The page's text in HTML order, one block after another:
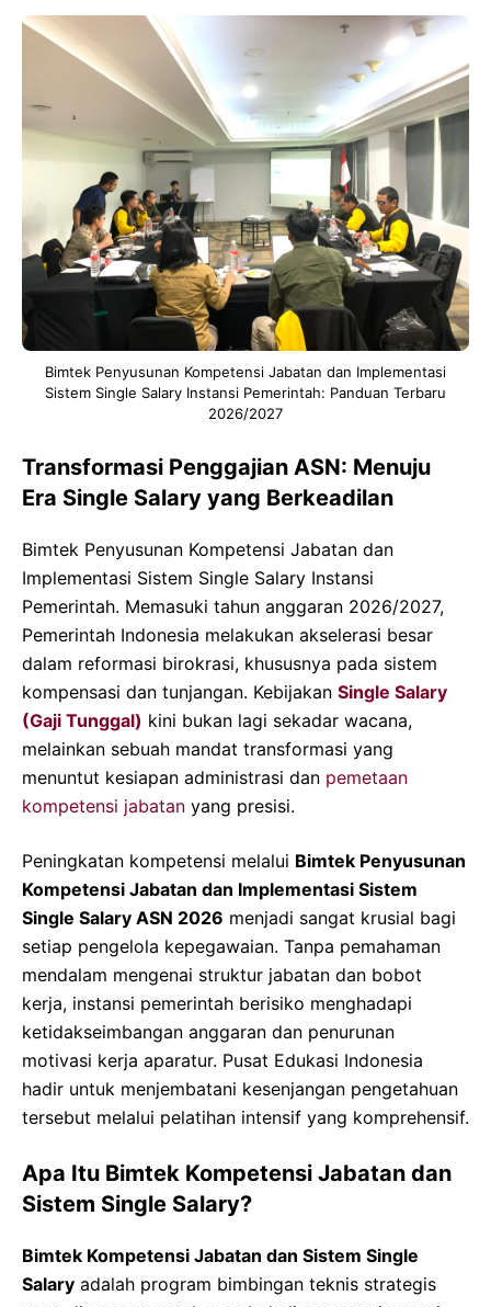
Bimtek Penyusunan Kompetensi Jabatan dan Implementasi
Sistem Single Salary Instansi Pemerintah: Panduan Terbaru
2026/2027
Transformasi Penggajian ASN: Menuju
Era Single Salary yang Berkeadilan
Bimtek Penyusunan Kompetensi Jabatan dan
Implementasi Sistem Single Salary Instansi
Pemerintah. Memasuki tahun anggaran 2026/2027,
Pemerintah Indonesia melakukan akselerasi besar
dalam reformasi birokrasi, khususnya pada sistem
kompensasi dan tunjangan. Kebijakan Single Salary
(Gaji Tunggal) kini bukan lagi sekadar wacana,
melainkan sebuah mandat transformasi yang
menuntut kesiapan administrasi dan pemetaan
kompetensi jabatan yang presisi.
Peningkatan kompetensi melalui Bimtek Penyusunan
Kompetensi Jabatan dan Implementasi Sistem
Single Salary ASN 2026 menjadi sangat krusial bagi
setiap pengelola kepegawaian. Tanpa pemahaman
mendalam mengenai struktur jabatan dan bobot
kerja, instansi pemerintah berisiko menghadapi
ketidakseimbangan anggaran dan penurunan
motivasi kerja aparatur. Pusat Edukasi Indonesia
hadir untuk menjembatani kesenjangan pengetahuan
tersebut melalui pelatihan intensif yang komprehensif.
Apa Itu Bimtek Kompetensi Jabatan dan
Sistem Single Salary?
Bimtek Kompetensi Jabatan dan Sistem Single
Salary adalah program bimbingan teknis strategis